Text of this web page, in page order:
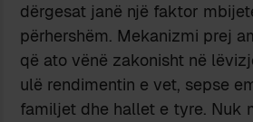
dërgesat janë një faktor
përhershëm. Mekanizmi prej
që ato vënë zakonisht në
ulë rendimentin e vet, sepse
familjet dhe hallet e tyre. Nuk